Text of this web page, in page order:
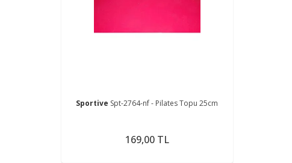
Sportive Spt-2764-nf - Pilates Topu 25cm
169,00 TL